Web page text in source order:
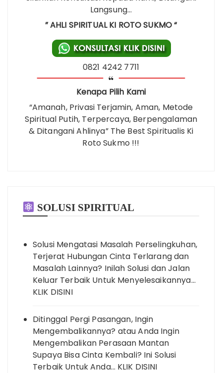
Langsung…
” AHLI SPIRITUAL KI ROTO SUKMO “
0821 4242 7711
Kenapa Pilih Kami
“Amanah, Privasi Terjamin, Aman, Metode
Spiritual Putih, Terpercaya, Berpengalaman
& Ditangani Ahlinya” The Best Spiritualis Ki
Roto Sukmo !!!
SOLUSI SPIRITUAL
Solusi Mengatasi Masalah Perselingkuhan,
Terjerat Hubungan Cinta Terlarang dan
Masalah Lainnya? Inilah Solusi dan Jalan
Keluar Terbaik Untuk Menyelesaikannya…
KLIK DISINI
Ditinggal Pergi Pasangan, Ingin
Mengembalikannya? atau Anda Ingin
Mengembalikan Perasaan Mantan
Supaya Bisa Cinta Kembali? Ini Solusi
Terbaik Untuk Anda… KLIK DISINI